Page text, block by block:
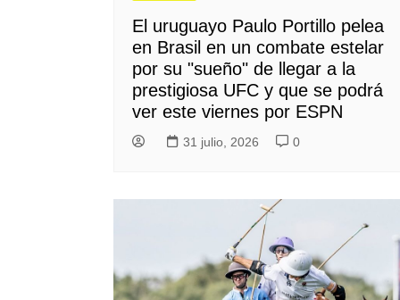
El uruguayo Paulo Portillo pelea
en Brasil en un combate estelar
por su "sueño" de llegar a la
prestigiosa UFC y que se podrá
ver este viernes por ESPN
31 julio, 2026 0